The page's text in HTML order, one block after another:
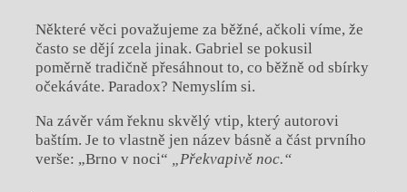
Některé věci považujeme za běžné, ačkoli víme, že
často se dějí zcela jinak. Gabriel se pokusil
poměrně tradičně přesáhnout to, co běžně od sbírky
očekáváte. Paradox? Nemyslím si.
Na závěr vám řeknu skvělý vtip, který autorovi
baštím. Je to vlastně jen název básně a část prvního
verše: „Brno v noci“
„Překvapivě noc.“